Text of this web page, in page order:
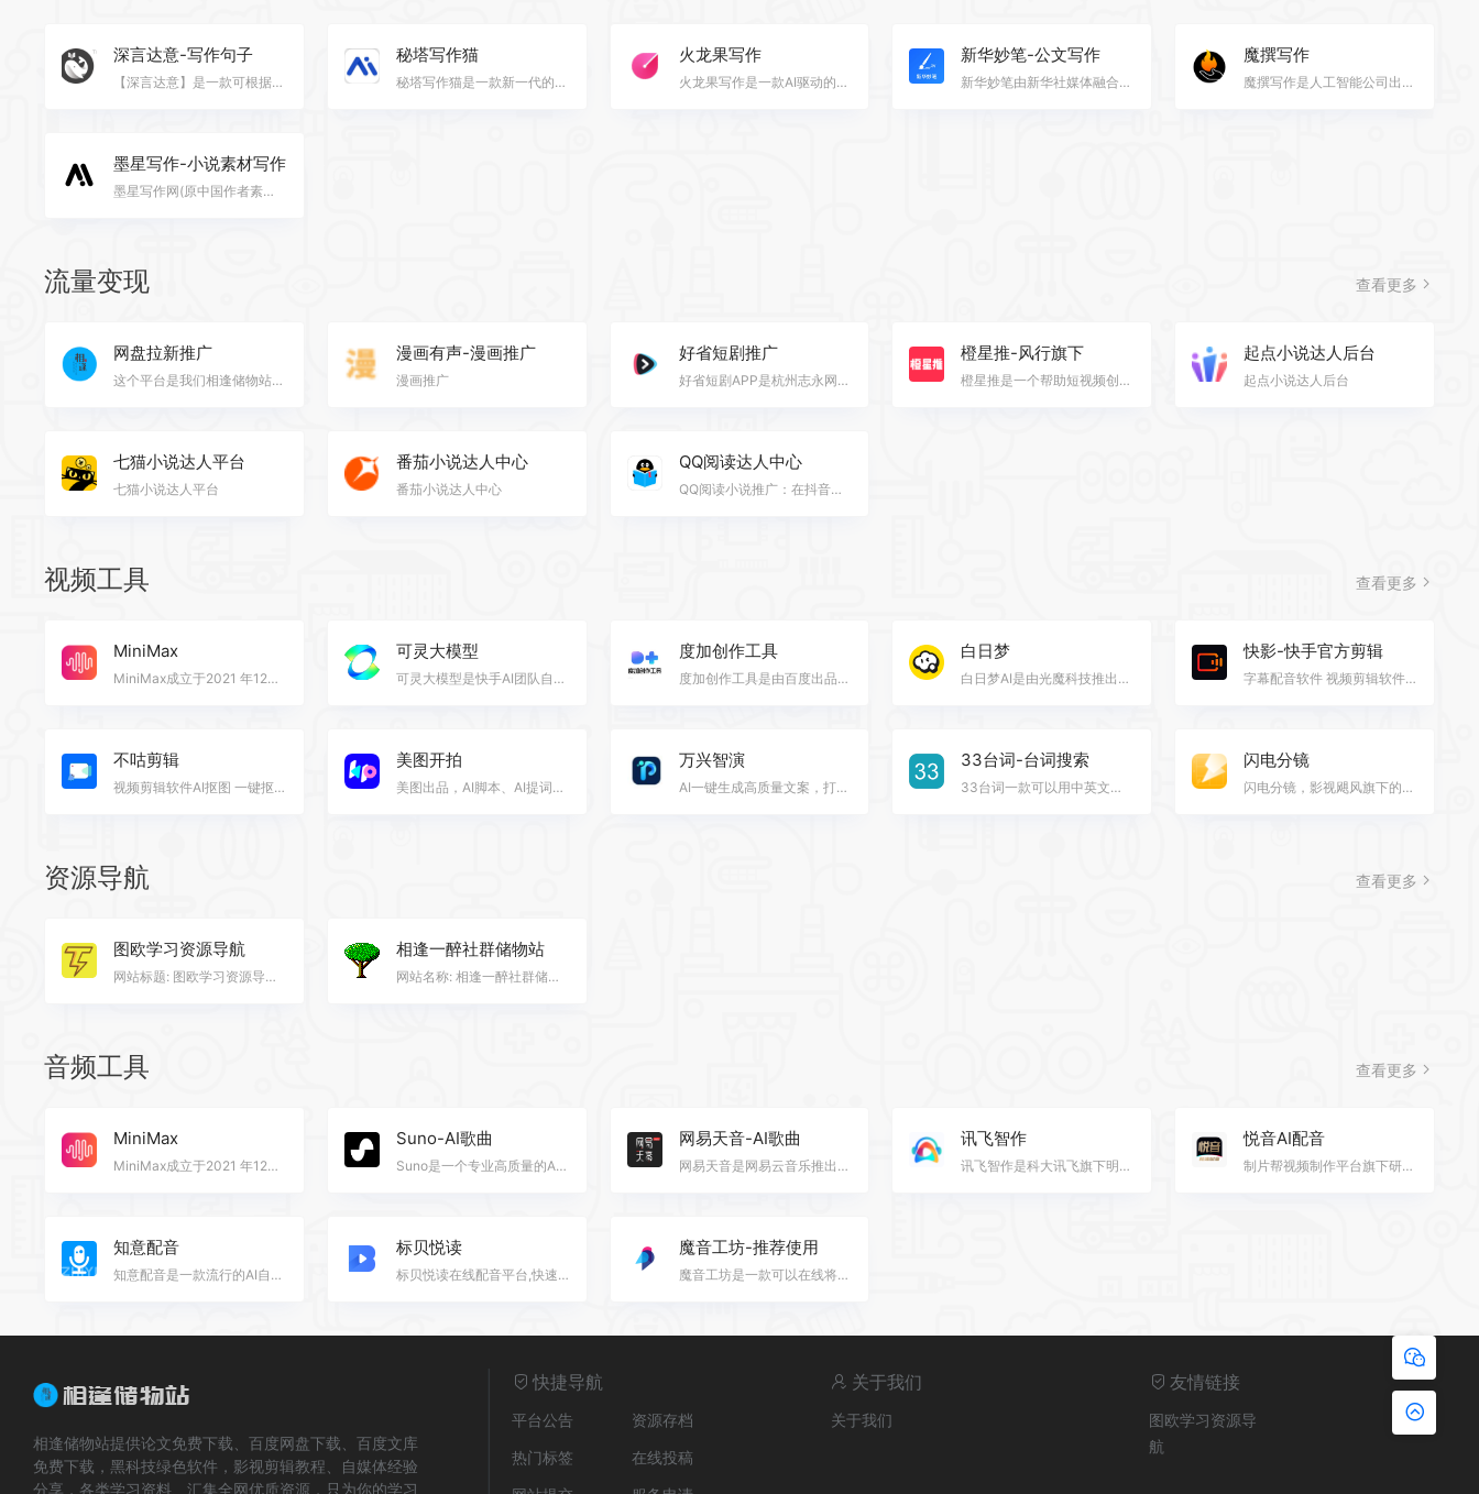
深言达意-写作句子
【深言达意】是一款可根据模糊描述，找词找句的智能写作工具。产品基于强大的语言理解和算法能力，助你在…
秘塔写作猫
秘塔写作猫是一款新一代的交互式中英文AI写作辅助平台，它集智能文本纠错、改写润色、自动续写、智能配图…
火龙果写作
火龙果写作是一款AI驱动的文字生产力工具，具备多种辅助论文写作的AI功能，包括全文生成、论文校对、论文…
新华妙笔-公文写作
新华妙笔由新华社媒体融合生产技术与系统国家重点实验室及博特智能联合研发。集查、写、审、学一体，在公…
魔撰写作
魔撰写作是人工智能公司出门问问继全网爆火的AI配音软件「魔音工坊」之后出的AI写作助手，轻松帮你遣词造…
墨星写作-小说素材写作
墨星写作网(原中国作者素材库)主要提供各类小说写作技巧学习，网文小说写作素材资料查阅以及各类写作辅助…
流量变现 查看更多
网盘拉新推广
这个平台是我们相逢储物站一直在做的项目，而且是已经拿到结果的项目
漫画有声-漫画推广
漫画推广
好省短剧推广
好省短剧APP是杭州志永网络公司推出的款短剧CPS分销软件。好省短剧APP由好省技术团队开发设计，200个人之…
橙星推-风行旗下
橙星推是一个帮助短视频创作者解决创作难与变现难的服务平台。我们拥有多个业务平台，短剧、影视、漫画、…
起点小说达人后台
起点小说达人后台
七猫小说达人平台
七猫小说达人平台
番茄小说达人中心
番茄小说达人中心
QQ阅读达人中心
QQ阅读小说推广：在抖音、快手、小红书等平台发布视频/图文等内容，引导粉丝下载QQ阅读的APP，我们将按照…
视频工具 查看更多
MiniMax
MiniMax成立于2021 年12月，是领先的通用人工智能科技公司，致力于与用户共创智能。 MiniMax自主研发了多…
可灵大模型
可灵大模型是快手AI团队自主研发的视频生成大模型，具备强大的视频创作能力，采用3D时空联合注意力机制，…
度加创作工具
度加创作工具是由百度出品的、人人可用的AIGC创作工具网站。度加致力于通过AI能力降低内容生产门槛，提升…
白日梦
白日梦AI是由光魔科技推出的一款人工智能视频创作平台，通过自然语言处理技术，允许用户输入文本内容，快…
快影-快手官方剪辑
字幕配音软件 视频剪辑软件文字动画视频 文字视频软件 补帧软件 视频插帧软件 视频补帧 视频补帧软件
不咕剪辑
视频剪辑软件AI抠图 一键抠像 玩梗 视频抠像 视频抠图
美图开拍
美图出品，AI脚本、AI提词器、AI剪辑等，十分钟制作高质量口播视频！
万兴智演
AI一键生成高质量文案，打工人的提效神器
33台词-台词搜索
33台词一款可以用中英文台词找影片素材，用它进行台词搜索到相关的影片，以及台词所在的时间节点，支持播…
闪电分镜
闪电分镜，影视飓风旗下的影视策划一站式解决方案. 【分镜制作】. 你可以快速的填写分镜，自由设置镜头的…
资源导航 查看更多
图欧学习资源导航
网站标题: 图欧学习资源导航 网站地址: tuostudy.upnb.top 网站类别: 资源导航 网站描述: 上万款学习生活…
相逢一醉社群储物站
网站名称: 相逢一醉社群储物站 网站地址: http://xfyzyyb.ysepan.com/ 网站类别: 资源导航 网站描述: 社群…
音频工具 查看更多
MiniMax
MiniMax成立于2021 年12月，是领先的通用人工智能科技公司，致力于与用户共创智能。 MiniMax自主研发了多…
Suno-AI歌曲
Suno是一个专业高质量的AI歌曲和音乐创作平台，用户只需输入简单的文本提示词，即可根据流派风格和歌词生…
网易天音-AI歌曲
网易天音是网易云音乐推出的一站式AI音乐创作工具，无需乐理知识，一键上手。音乐爱好者或者歌手只需输入…
讯飞智作
讯飞智作是科大讯飞旗下明星配音产品品牌,提供合成配音,真人配音、广告宣传片、短视频配音、AI虚拟主播等…
悦音AI配音
制片帮视频制作平台旗下研发的AI智能配音工具，独有的AI智能配音技术，更专业，完美贴近真人配音，AI模仿…
知意配音
知意配音是一款流行的AI自动文字转语音软件，合成时可切换主播、更换背景音乐、支持插入停顿、支持语速调…
标贝悦读
标贝悦读在线配音平台,快速将文字合成为声音,支持中文,英文混读,支持普通男声,女声,童声,情感语音等,满足…
魔音工坊-推荐使用
魔音工坊是一款可以在线将文字转成语音的智能配音产品。提供不同性别、不同口音的真人声音，在你输入文字…
相逢储物站提供论文免费下载、百度网盘下载、百度文库
免费下载，黑科技绿色软件，影视剪辑教程、自媒体经验
分享，各类学习资料、汇集全网优质资源，只为你的学习
快捷导航
平台公告
资源存档
热门标签
在线投稿
关于我们
关于我们
友情链接
图欧学习资源导
航